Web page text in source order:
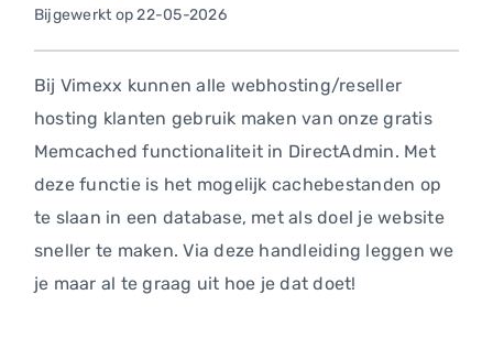
Bijgewerkt op 22-05-2026
Bij Vimexx kunnen alle webhosting/reseller
hosting klanten gebruik maken van onze gratis
Memcached functionaliteit in DirectAdmin. Met
deze functie is het mogelijk cachebestanden op
te slaan in een database, met als doel je website
sneller te maken. Via deze handleiding leggen we
je maar al te graag uit hoe je dat doet!